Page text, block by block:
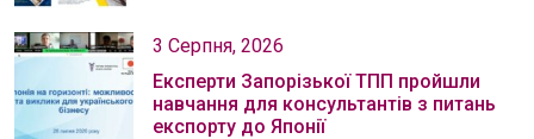
3 Серпня, 2026
Експерти Запорізької ТПП пройшли
навчання для консультантів з питань
експорту до Японії